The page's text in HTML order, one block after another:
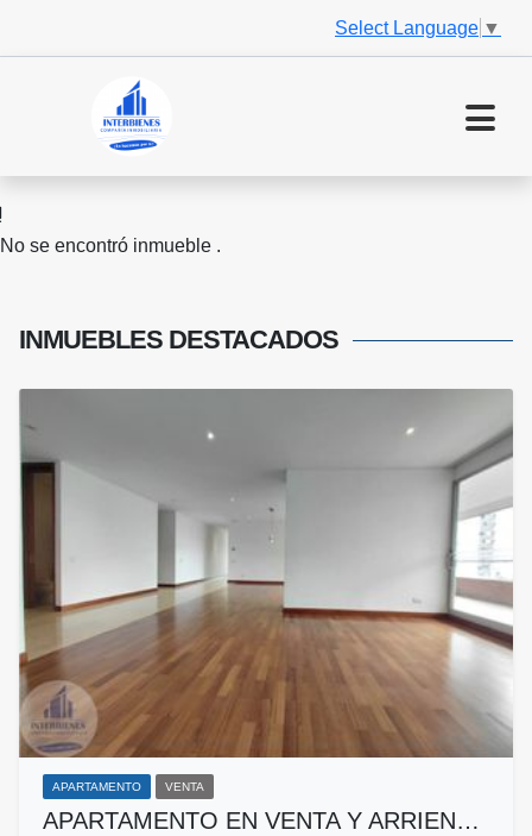
Select Language ▼
No se encontró inmueble .
INMUEBLES DESTACADOS
APARTAMENTO VENTA
APARTAMENTO EN VENTA Y ARRIEN…